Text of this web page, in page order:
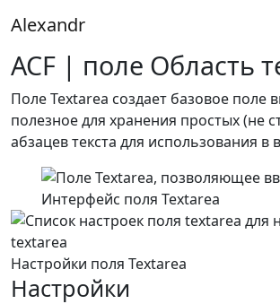
Alexandr
ACF | поле Область
Поле Textarea создает базовое поле
полезное для хранения простых (не
абзацев текста для использования в
Интерфейс поля Textarea
Настройки поля Textarea
Настройки